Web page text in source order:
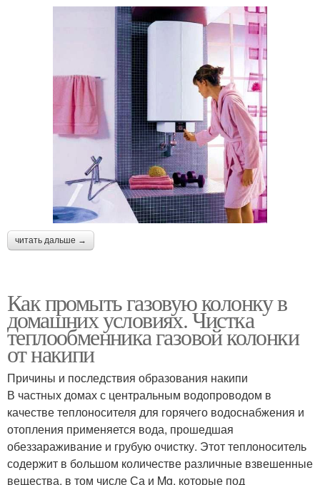
читать дальше →
Как промыть газовую колонку в
домашних условиях. Чистка
теплообменника газовой колонки
от накипи
Причины и последствия образования накипи
В частных домах с центральным водопроводом в
качестве теплоносителя для горячего водоснабжения и
отопления применяется вода, прошедшая
обеззараживание и грубую очистку. Этот теплоноситель
содержит в большом количестве различные взвешенные
вещества, в том числе Са и Mg, которые под